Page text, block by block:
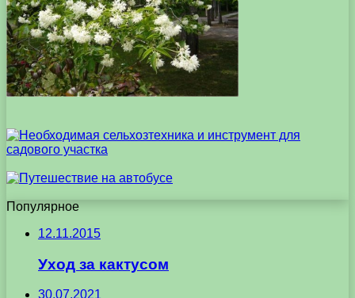
Популярное
12.11.2015
Уход за кактусом
30.07.2021